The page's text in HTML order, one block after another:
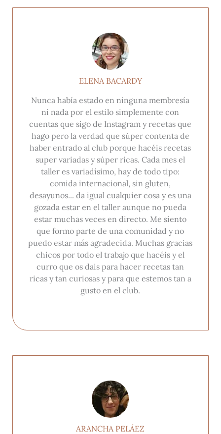
ELENA BACARDY
Nunca había estado en ninguna membresía
ni nada por el estilo simplemente con
cuentas que sigo de Instagram y recetas que
hago pero la verdad que súper contenta de
haber entrado al club porque hacéis recetas
super variadas y súper ricas. Cada mes el
taller es variadísimo, hay de todo tipo:
comida internacional, sin gluten,
desayunos... da igual cualquier cosa y es una
gozada estar en el taller aunque no pueda
estar muchas veces en directo. Me siento
que formo parte de una comunidad y no
puedo estar más agradecida. Muchas gracias
chicos por todo el trabajo que hacéis y el
curro que os dais para hacer recetas tan
ricas y tan curiosas y para que estemos tan a
gusto en el club.
ARANCHA PELÁEZ